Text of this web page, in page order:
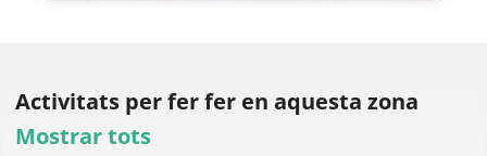
Activitats per ferfer en aquesta zona
Mostrar tots